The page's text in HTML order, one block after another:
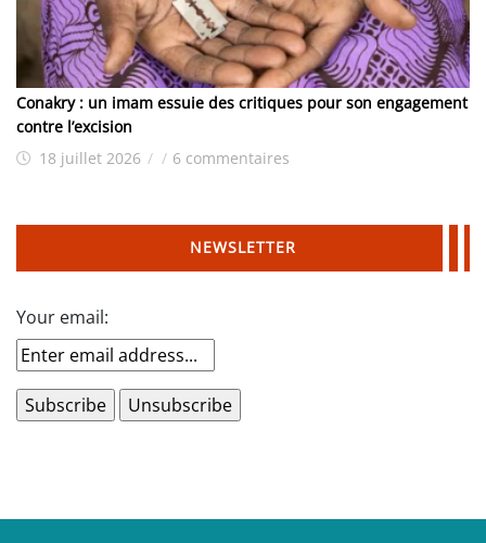
Conakry : un imam essuie des critiques pour son engagement
contre l’excision
18 juillet 2026 / / 6 commentaires
NEWSLETTER
Your email: